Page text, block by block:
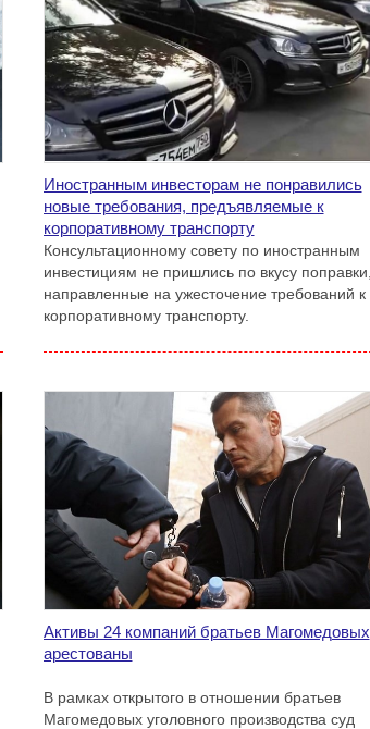
Иностранным инвесторам не понравились
новые требования, предъявляемые к
корпоративному транспорту
Консультационному совету по иностранным
инвестициям не пришлись по вкусу поправки,
направленные на ужесточение требований к
корпоративному транспорту.
Активы 24 компаний братьев Магомедовых
арестованы
В рамках открытого в отношении братьев
Магомедовых уголовного производства суд